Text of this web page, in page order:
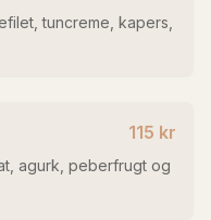
tuncreme, kapers,
115 kr
agurk, peberfrugt og